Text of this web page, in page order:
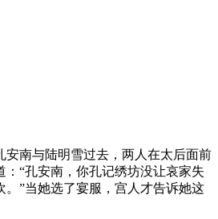
南与陆明雪过去，两人在太后面前
：“孔安南，你孔记绣坊没让哀家失
。”当她选了宴服，宫人才告诉她这